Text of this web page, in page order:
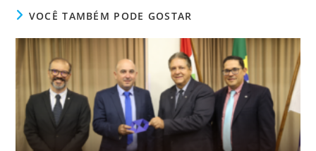
e
b
o
o
k
er e
dI
n
s
A
p
p
e
n
er
ri
e
n
dl
y
VOCÊ TAMBÉM PODE GOSTAR